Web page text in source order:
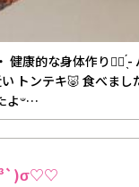
い トンテキ🐷 食べま
な写真添付しましたよ‪𐤔…